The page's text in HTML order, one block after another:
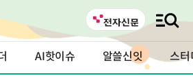
AI핫이슈 알쓸신잇 스터